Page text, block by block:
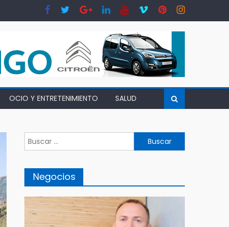
OCIO Y ENTRETENIMIENTO SALUD
Buscar:
Negocios